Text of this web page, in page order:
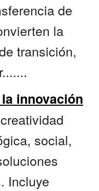
de
la
transición,
innovación
social,
Incluye